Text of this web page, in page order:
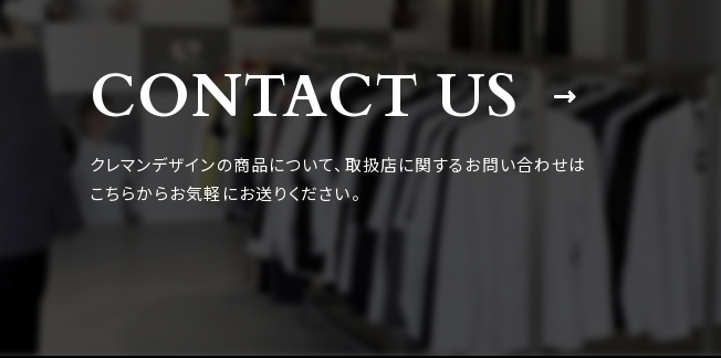
CONTACT US
クレマンデザインの商品について、取扱店に関するお問い合わせは
こちらからお気軽にお送りください。